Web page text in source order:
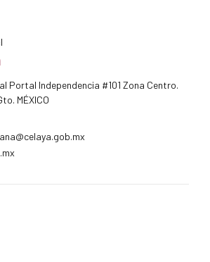
Portal Independencia #101 Zona Centro.
MÉXICO